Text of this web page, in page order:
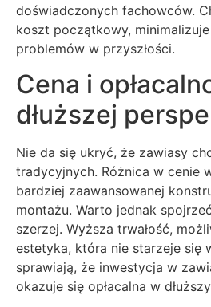
doświadczonych fachowców.
koszt początkowy,
problemów w przyszłości.
Cena i
dłuższej
Nie da się ukryć, że zawiasy
tradycyjnych. Różnica w cenie
bardziej zaawansowanej
montażu. Warto jednak
szerzej. Wyższa trwałość,
estetyka, która nie starzeje się
sprawiają, że inwestycja w
okazuje się opłacalna w